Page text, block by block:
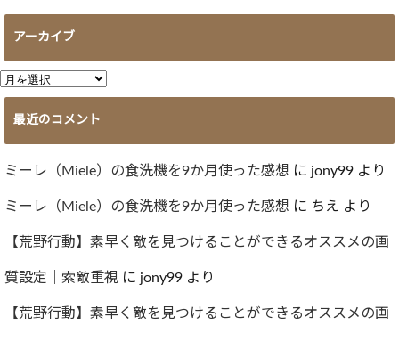
アーカイブ
ア
ー
イ
ブ
最近のコメント
ミーレ（Miele）の食洗機を9か月使った感想 に jony99 より
ミーレ（Miele）の食洗機を9か月使った感想 に ちえ より
【荒野行動】素早く敵を見つけることができるオススメの画
質設定｜索敵重視 に jony99 より
【荒野行動】素早く敵を見つけることができるオススメの画